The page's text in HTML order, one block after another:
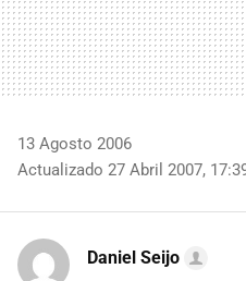
13 Agosto 2006
Actualizado 27 Abril 2007,
Daniel Seijo